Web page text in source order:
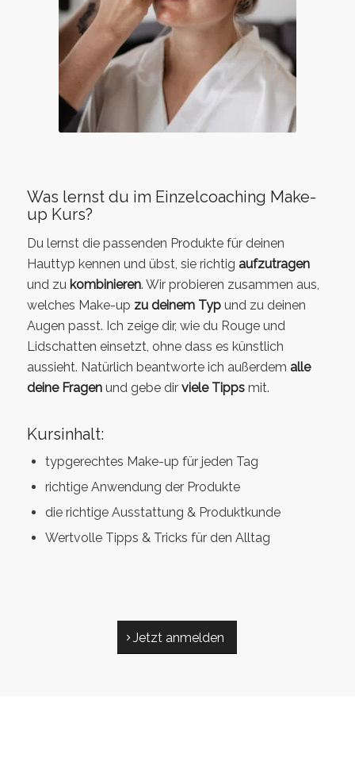
Was lernst du im Einzelcoaching Make-
up Kurs?
Du lernst die passenden Produkte für deinen
Hauttyp kennen und übst, sie richtig aufzutragen
und zu kombinieren. Wir probieren zusammen aus,
welches Make-up zu deinem Typund zu deinen
Augen passt. Ich zeige dir, wie du Rouge und
Lidschatten einsetzt, ohne dass es künstlich
aussieht. Natürlich beantworte ich außerdem alle
deine Fragenund gebe dir viele Tippsmit.
Kursinhalt:
typgerechtes Make-up für jeden Tag
richtige Anwendung der Produkte
die richtige Ausstattung & Produktkunde
Wertvolle Tipps & Tricks für den Alltag
Jetzt anmelden